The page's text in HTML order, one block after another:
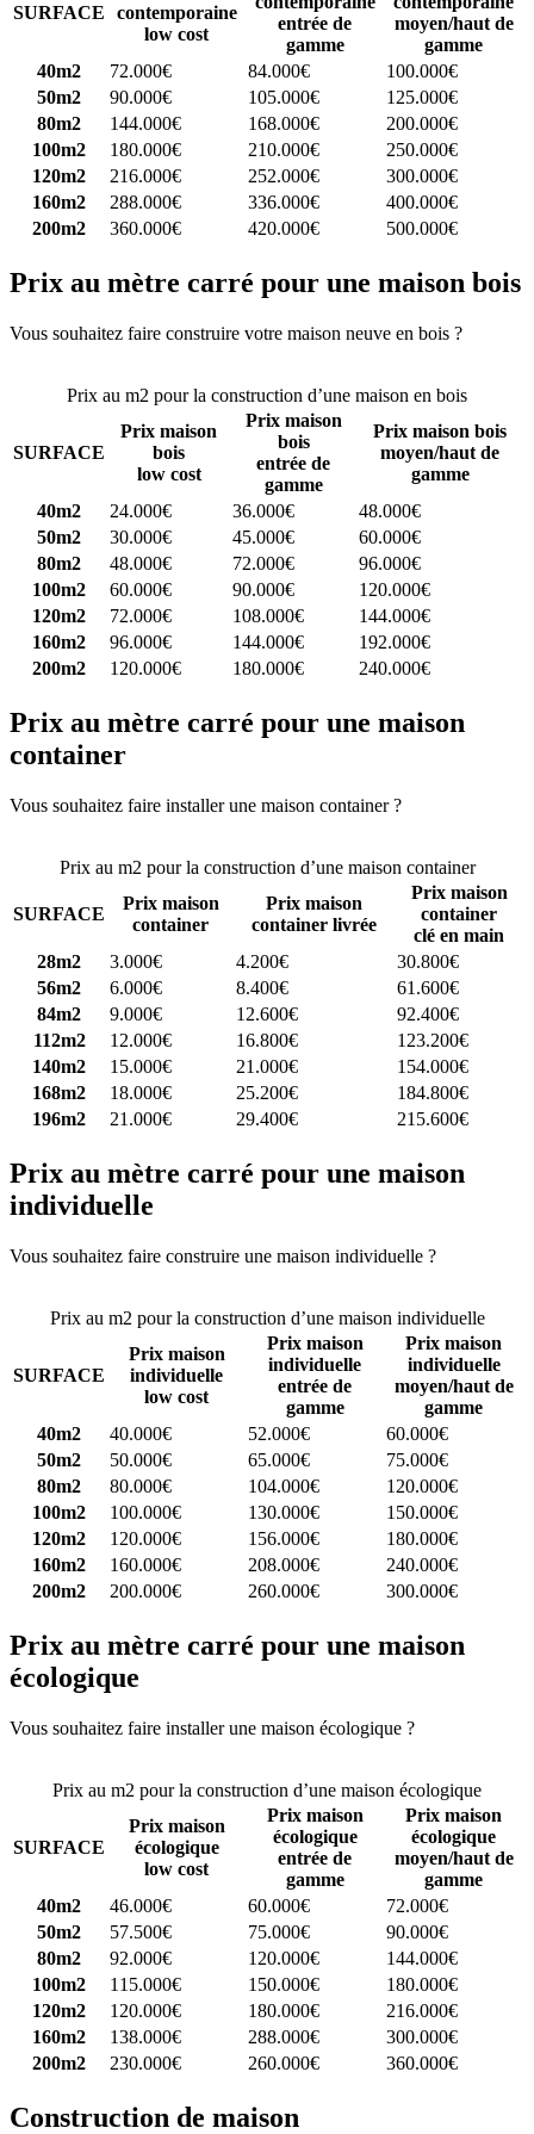
SURFACE
contemporaine
low cost
entrée de
gamme
moyen/haut de
gamme
40m2
72.000€ 84.000€
100.000€
50m2
90.000€ 105.000€
125.000€
80m2
144.000€ 168.000€
200.000€
100m2
180.000€ 210.000€
250.000€
120m2
216.000€ 252.000€
300.000€
160m2
288.000€ 336.000€
400.000€
200m2
360.000€ 420.000€ 500.000€
Prix au mètre carré pour une maison bois
Vous souhaitez faire construire votre maison neuve en bois ?
Prix au m2 pour la construction d’une maison en bois
SURFACE
Prix maison
bois
low cost
Prix maison
bois
entrée de
gamme
Prix maison bois
moyen/haut de
gamme
40m2
24.000€ 36.000€
48.000€
50m2
30.000€ 45.000€
60.000€
80m2
48.000€ 72.000€
96.000€
100m2
60.000€ 90.000€
120.000€
120m2
72.000€ 108.000€
144.000€
160m2
96.000€ 144.000€
192.000€
200m2
120.000€ 180.000€ 240.000€
Prix au mètre carré pour une maison
container
Vous souhaitez faire installer une maison container ?
Prix au m2 pour la construction d’une maison container
SURFACE
Prix maison
container
Prix maison
container livrée
Prix maison
container
clé en main
28m2
3.000€ 4.200€
30.800€
56m2
6.000€ 8.400€
61.600€
84m2
9.000€ 12.600€
92.400€
112m2
12.000€ 16.800€
123.200€
140m2
15.000€ 21.000€
154.000€
168m2
18.000€ 25.200€
184.800€
196m2
21.000€ 29.400€ 215.600€
Prix au mètre carré pour une maison
individuelle
Vous souhaitez faire construire une maison individuelle ?
Prix au m2 pour la construction d’une maison individuelle
SURFACE
Prix maison
individuelle
low cost
Prix maison
individuelle
entrée de
gamme
Prix maison
individuelle
moyen/haut de
gamme
40m2
40.000€ 52.000€
60.000€
50m2
50.000€ 65.000€
75.000€
80m2
80.000€ 104.000€
120.000€
100m2
100.000€ 130.000€
150.000€
120m2
120.000€ 156.000€
180.000€
160m2
160.000€ 208.000€
240.000€
200m2
200.000€ 260.000€ 300.000€
Prix au mètre carré pour une maison
écologique
Vous souhaitez faire installer une maison écologique ?
Prix au m2 pour la construction d’une maison écologique
SURFACE
Prix maison
écologique
low cost
Prix maison
écologique
entrée de
gamme
Prix maison
écologique
moyen/haut de
gamme
40m2
46.000€ 60.000€
72.000€
50m2
57.500€ 75.000€
90.000€
80m2
92.000€ 120.000€
144.000€
100m2
115.000€ 150.000€
180.000€
120m2
120.000€ 180.000€
216.000€
160m2
138.000€ 288.000€
300.000€
200m2
230.000€ 260.000€ 360.000€
Construction de maison